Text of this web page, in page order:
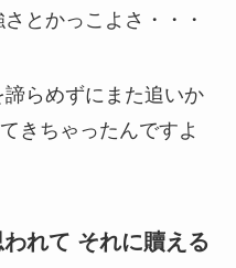
とかっこよさ・・・
らめずにまた追いか
きちゃったんですよ
れて それに贖える